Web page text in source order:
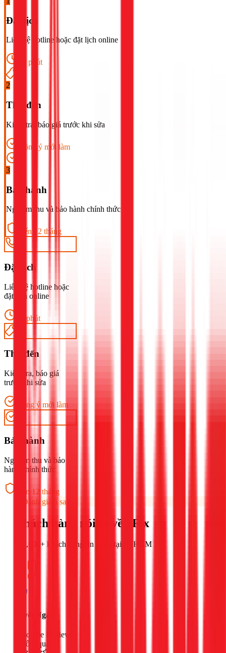
Đặt lịch
Liên hệ hotline hoặc đặt lịch online
30 phút
2
Thợ đến
Kiểm tra, báo giá trước khi sửa
Đồng ý mới làm
3
Bảo hành
Nghiệm thu và bảo hành chính thức
Đến 12 tháng
Đặt lịch
Liên hệ hotline hoặc
đặt lịch online
30 phút
Thợ đến
Kiểm tra, báo giá
trước khi sửa
Đồng ý mới làm
Bảo hành
Nghiệm thu và bảo
hành chính thức
Đến 12 tháng
Đánh giá 5 sao
Khách hàng nói gì về 1Fix
300,000+ khách hàng tin dùng tại TPHCM
Tuyết Nga
Google Review
Hôm qua